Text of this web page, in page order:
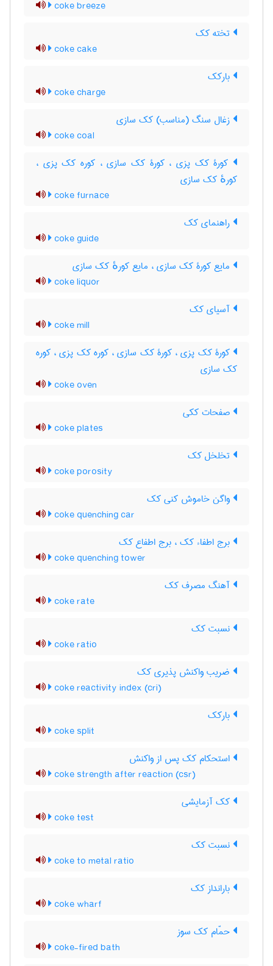
coke breeze
تخته کک
coke cake
بارکک
coke charge
زغال سنگ (مناسب) کک سازی
coke coal
کورۀ کک پزی ، کورۀ کک سازی ، کوره کک پزی ،
کورهٔ کک سازی
coke furnace
راهنمای کک
coke guide
مایع کورۀ کک سازی ، مایع کورهٔ کک سازی
coke liquor
آسیای کک
coke mill
کورۀ کک پزی ، کورۀ کک سازی ، کوره کک پزی ، کوره
کک سازی
coke oven
صفحات ککی
coke plates
تخلخل کک
coke porosity
واگن خاموش کنی کک
coke quenching car
برج اطفاء کک ، برج اطفاع کک
coke quenching tower
آهنگ مصرف کک
coke rate
نسبت کک
coke ratio
ضریب واکنش پذیری کک
coke reactivity index (cri)
بارکک
coke split
استحکام کک پس از واکنش
coke strength after reaction (csr)
کک آزمایشی
coke test
نسبت کک
coke to metal ratio
بارانداز کک
coke wharf
حمّام کک سوز
coke-fired bath